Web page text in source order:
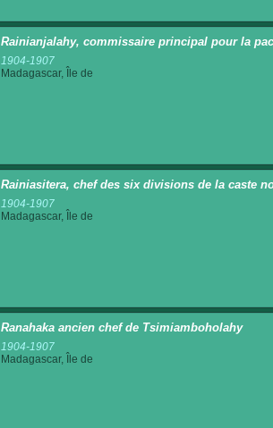
Rainianjalahy, commissaire principal pour la
1904-1907
Madagascar, Île de
Rainiasitera, chef des six divisions de la caste
1904-1907
Madagascar, Île de
Ranahaka ancien chef de Tsimiamboholahy
1904-1907
Madagascar, Île de